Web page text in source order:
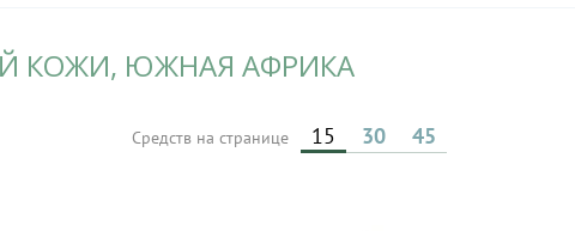
КОЖИ, ЮЖНАЯ АФРИКА
Средств на странице 15 30 45